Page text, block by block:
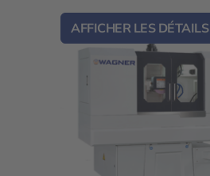
AFFICHER LES DÉTAILS